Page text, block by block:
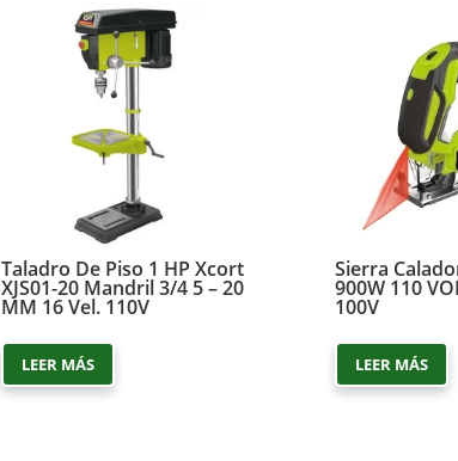
Taladro De Piso 1 HP Xcort
XJS01-20 Mandril 3/4 5 – 20
MM 16 Vel. 110V
LEER MÁS
Sierra
900W 110
100V
LEER MÁS